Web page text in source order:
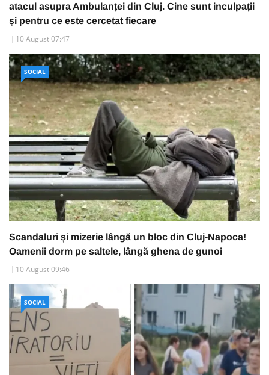
atacul asupra Ambulanței din Cluj. Cine sunt inculpații
și pentru ce este cercetat fiecare
10 August 07:47
SOCIAL
Scandaluri și mizerie lângă un bloc din Cluj-Napoca!
Oamenii dorm pe saltele, lângă ghena de gunoi
10 August 09:46
SOCIAL